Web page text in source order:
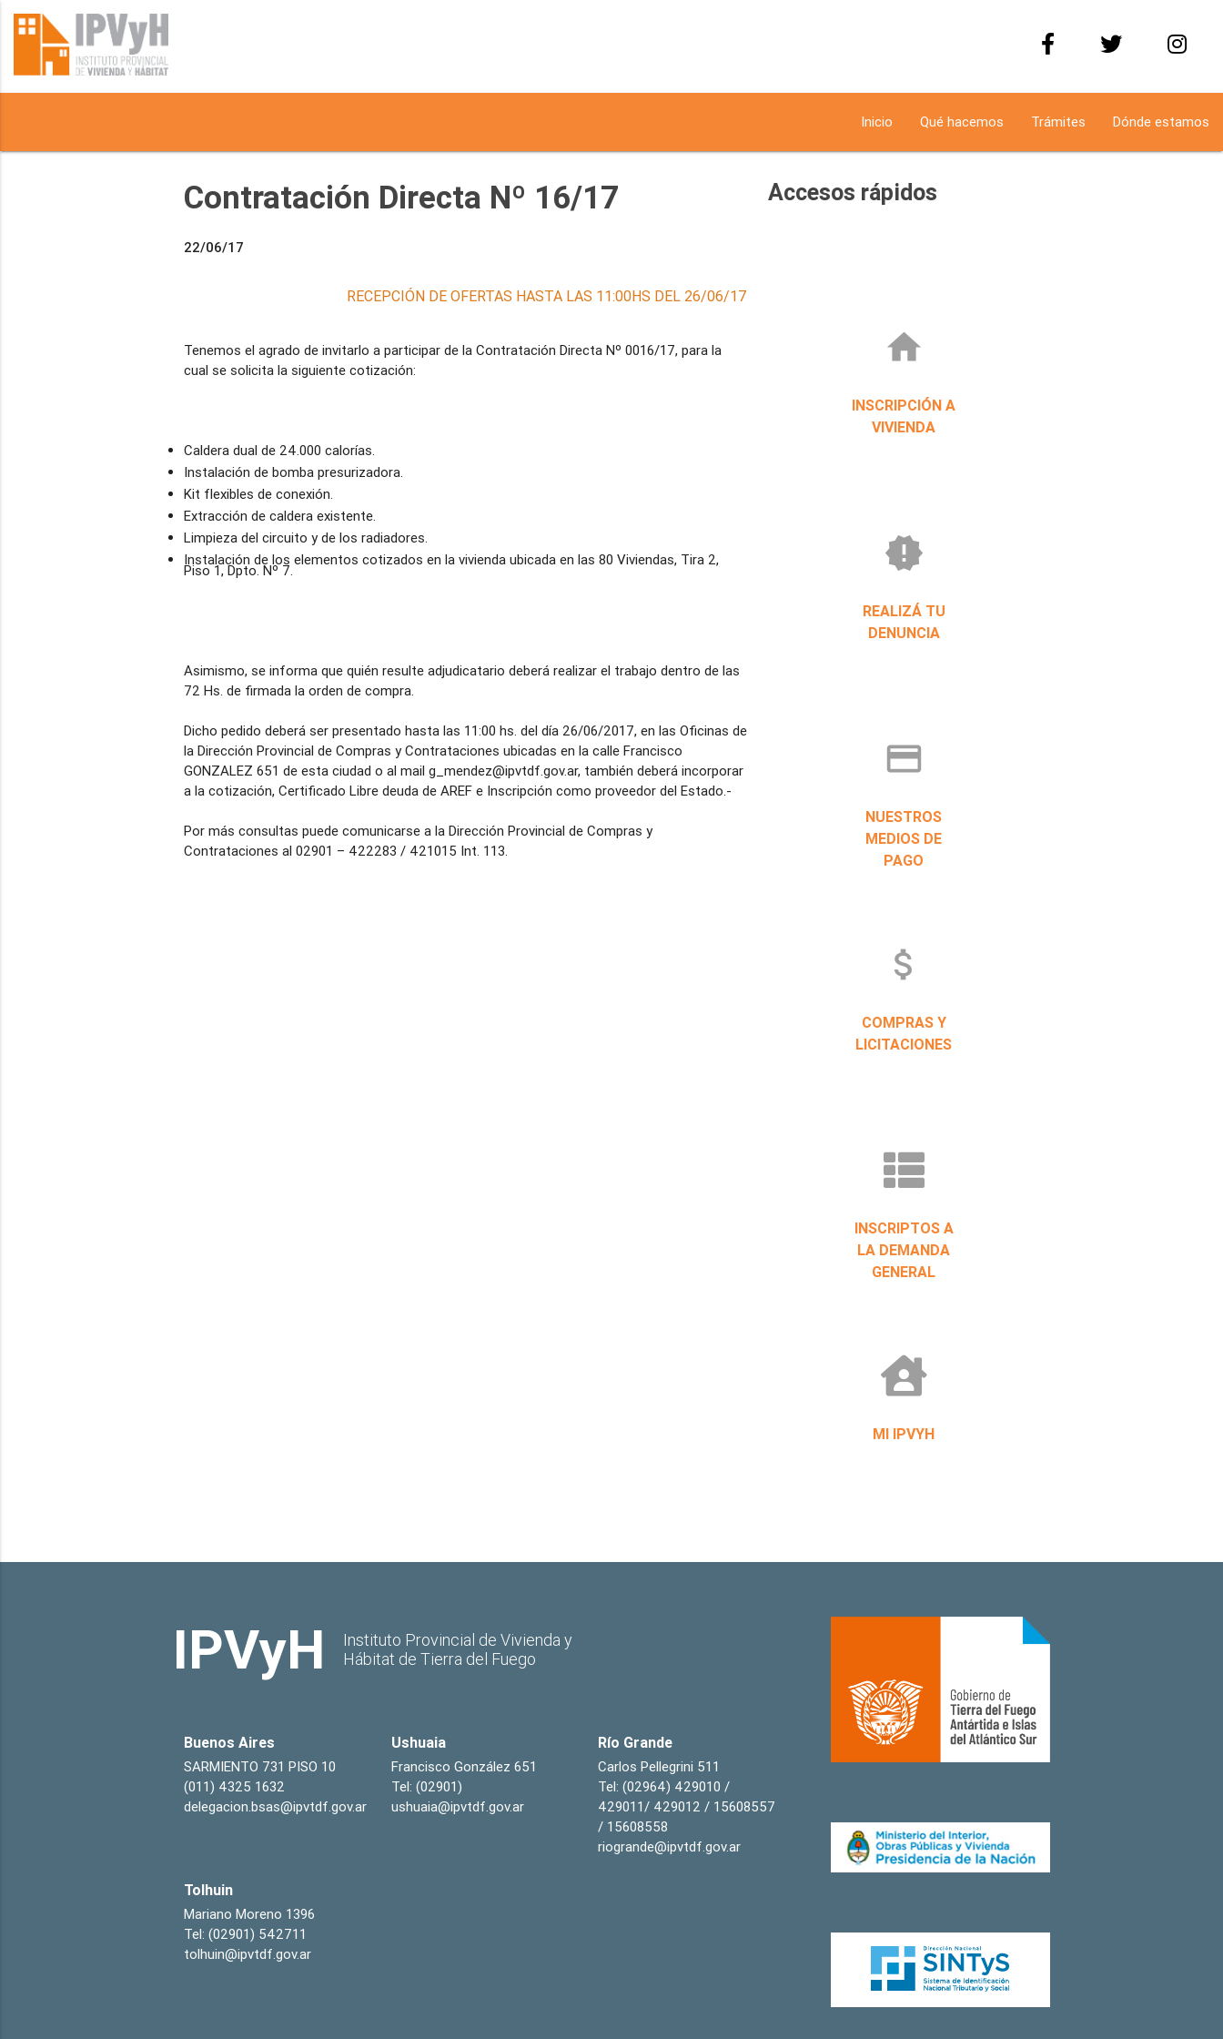
Inicio Qué hacemos Trámites Dónde estamos
Contratación Directa Nº 16/17
22/06/17
RECEPCIÓN DE OFERTAS HASTA LAS 11:00HS DEL 26/06/17
Tenemos el agrado de invitarlo a participar de la Contratación Directa Nº 0016/17, para la
cual se solicita la siguiente cotización:
Caldera dual de 24.000 calorías.
Instalación de bomba presurizadora.
Kit flexibles de conexión.
Extracción de caldera existente.
Limpieza del circuito y de los radiadores.
Instalación de los elementos cotizados en la vivienda ubicada en las 80 Viviendas, Tira 2,
Piso 1, Dpto. Nº 7.
Asimismo, se informa que quién resulte adjudicatario deberá realizar el trabajo dentro de las
72 Hs. de firmada la orden de compra.
Dicho pedido deberá ser presentado hasta las 11:00 hs. del día 26/06/2017, en las Oficinas de
la Dirección Provincial de Compras y Contrataciones ubicadas en la calle Francisco
GONZALEZ 651 de esta ciudad o al mail g_mendez@ipvtdf.gov.ar, también deberá incorporar
a la cotización, Certificado Libre deuda de AREF e Inscripción como proveedor del Estado.-
Por más consultas puede comunicarse a la Dirección Provincial de Compras y
Accesos rápidos
home
INSCRIPCIÓN A
VIVIENDA
new_releases
REALIZÁ TU
DENUNCIA
credit_card
NUESTROS
MEDIOS DE
PAGO
attach_money
COMPRAS Y
LICITACIONES
INSCRIPTOS A
LA DEMANDA
GENERAL
MI IPVYH
IPVyH
Instituto Provincial de Vivienda y
Hábitat de Tierra del Fuego
Buenos Aires
SARMIENTO 731 PISO 10
(011) 4325 1632
delegacion.bsas@ipvtdf.gov.ar
Ushuaia
Francisco González 651
Tel: (02901)
ushuaia@ipvtdf.gov.ar
Río Grande
Carlos Pellegrini 511
Tel: (02964) 429010 /
429011/ 429012 / 15608557
/ 15608558
riogrande@ipvtdf.gov.ar
Tolhuin
Mariano Moreno 1396
Tel: (02901) 542711
tolhuin@ipvtdf.gov.ar